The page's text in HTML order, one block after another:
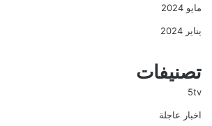
مايو 2024
يناير 2024
تصنيفات
5tv
اخبار عاجلة